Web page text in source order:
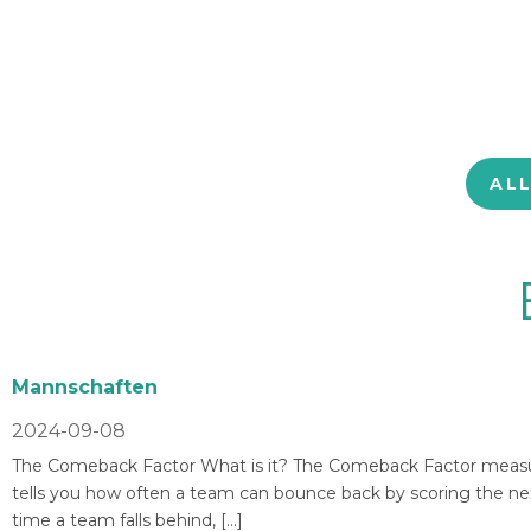
Mannschaften
2024-09-08
The Comeback Factor What is it? The Comeback Factor
tells you how often a team can bounce back by scoring the
time a team falls behind, […]